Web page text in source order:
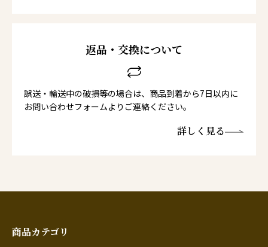
返品・交換について
誤送・輸送中の破損等の場合は、商品到着から7日以内に
お問い合わせフォームよりご連絡ください。
詳しく見る
商品カテゴリ